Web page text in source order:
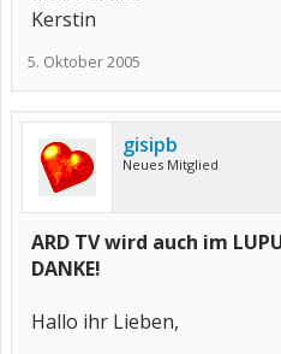
Kerstin
5. Oktober 2005
gisipb
Neues Mitglied
ARD TV wird auch im
DANKE!
Hallo ihr Lieben,